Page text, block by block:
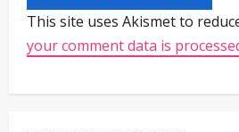
This site uses Akismet to
your comment data is